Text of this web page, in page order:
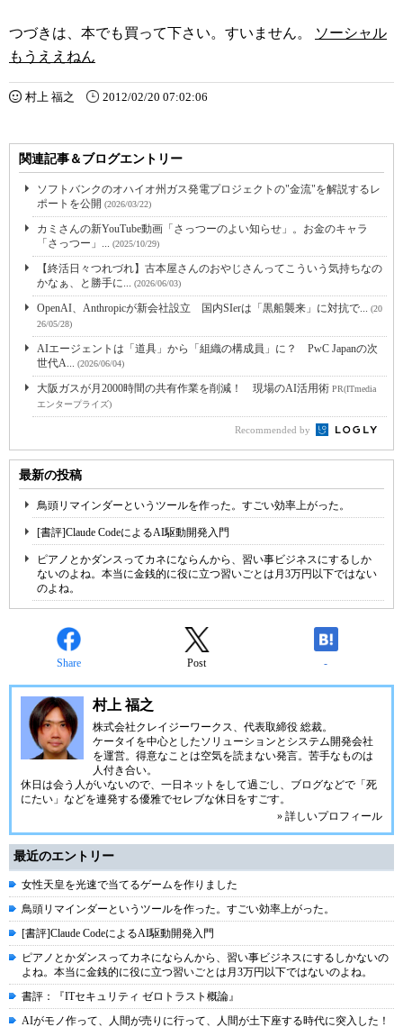
つづきは、本でも買って下さい。すいません。
ソーシャル
もうええねん
村上 福之 2012/02/20 07:02:06
関連記事＆ブログエントリー
ソフトバンクのオハイオ州ガス発電プロジェクトの"金流"を解説するレ
ポートを公開 (2026/03/22)
カミさんの新YouTube動画「さっつーのよい知らせ」。お金のキャラ
「さっつー」... (2025/10/29)
【終活日々つれづれ】古本屋さんのおやじさんってこういう気持ちなの
かなぁ、と勝手に... (2026/06/03)
OpenAI、Anthropicが新会社設立 国内SIerは「黒船襲来」に対抗で... (20
26/05/28)
AIエージェントは「道具」から「組織の構成員」に？ PwC Japanの次
世代A... (2026/06/04)
大阪ガスが月2000時間の共有作業を削減！ 現場のAI活用術 PR(ITmedia
エンタープライズ)
Recommended by
最新の投稿
鳥頭リマインダーというツールを作った。すごい効率上がった。
[書評]Claude CodeによるAI駆動開発入門
ピアノとかダンスってカネにならんから、習い事ビジネスにするしか
ないのよね。本当に金銭的に役に立つ習いごとは月3万円以下ではない
のよね。
Share Post -
村上 福之
株式会社クレイジーワークス、代表取締役 総裁。
ケータイを中心としたソリューションとシステム開発会社
を運営。得意なことは空気を読まない発言。苦手なものは
人付き合い。
休日は会う人がいないので、一日ネットをして過ごし、ブログなどで「死
にたい」などを連発する優雅でセレブな休日をすごす。
» 詳しいプロフィール
最近のエントリー
女性天皇を光速で当てるゲームを作りました
鳥頭リマインダーというツールを作った。すごい効率上がった。
[書評]Claude CodeによるAI駆動開発入門
ピアノとかダンスってカネにならんから、習い事ビジネスにするしかないの
よね。本当に金銭的に役に立つ習いごとは月3万円以下ではないのよね。
書評：『ITセキュリティ ゼロトラスト概論』
AIがモノ作って、人間が売りに行って、人間が土下座する時代に突入した！